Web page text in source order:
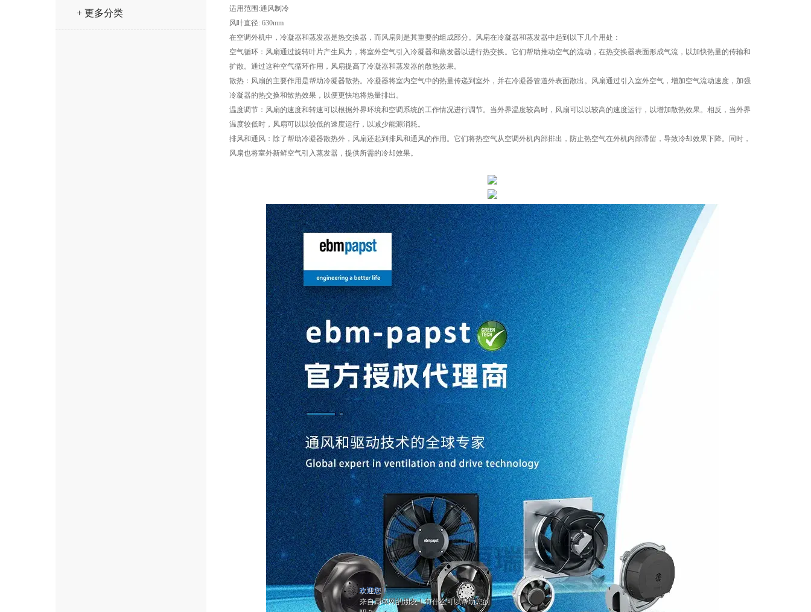
欢迎您！
来自局域网的朋友！有什么可以帮助您的
+ 更多分类
适用范围:通风制冷
风叶直径: 630mm
在空调外机中，冷凝器和蒸发器是热交换器，而风扇则是其重要的组成部分。风扇在冷凝器和蒸发器中起到以下几个用处：
空气循环：风扇通过旋转叶片产生风力，将室外空气引入冷凝器和蒸发器以进行热交换。它们帮助推动空气的流动，在热交换器表面形成气流，以加快热量的传输和
扩散。通过这种空气循环作用，风扇提高了冷凝器和蒸发器的散热效果。
散热：风扇的主要作用是帮助冷凝器散热。冷凝器将室内空气中的热量传递到室外，并在冷凝器管道外表面散出。风扇通过引入室外空气，增加空气流动速度，加强
冷凝器的热交换和散热效果，以便更快地将热量排出。
温度调节：风扇的速度和转速可以根据外界环境和空调系统的工作情况进行调节。当外界温度较高时，风扇可以以较高的速度运行，以增加散热效果。相反，当外界
温度较低时，风扇可以以较低的速度运行，以减少能源消耗。
排风和通风：除了帮助冷凝器散热外，风扇还起到排风和通风的作用。它们将热空气从空调外机内部排出，防止热空气在外机内部滞留，导致冷却效果下降。同时，
风扇也将室外新鲜空气引入蒸发器，提供所需的冷却效果。